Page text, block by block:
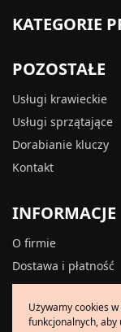
KATEGORIE
POZOSTAŁE
Usługi krawieckie
Usługi sprzątające
Dorabianie kluczy
Kontakt
INFORMACJE
O firmie
Dostawa i płatność
Zwroty i reklamacje
Polityka
Używamy cookies
funkcjonalnych, aby